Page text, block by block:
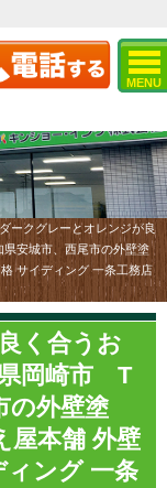
MENU
ダークグレーとオレンジが良
安城市、西尾市の外壁塗
サイディング 一条工務店
く合うお
県岡崎市 T
の外壁塗
屋本舗 外壁
ィング 一条